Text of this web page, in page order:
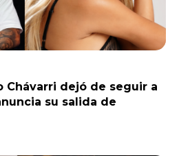
Chávarri dejó de seguir a
su salida de